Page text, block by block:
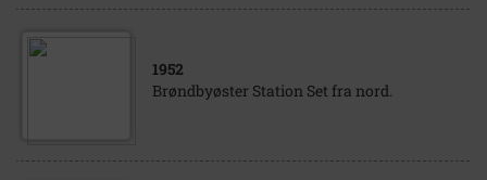
1952
Brøndbyøster Station Set fra nord.